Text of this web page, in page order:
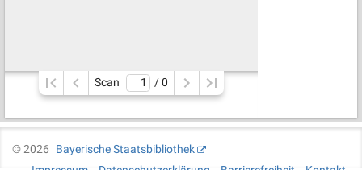
Scan / 0
©2026
Bayerische Staatsbibliothek